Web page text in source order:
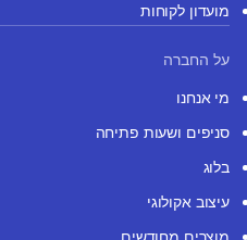
מועדון לקוחות
על החברה
מי אנחנו
סניפים ושעות פתיחה
בלוג
עיצוב אקולוגי
מוצרים מחודשים